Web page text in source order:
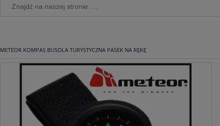
METEOR KOMPAS BUSOLA TURYSTYCZNA PASEK NA RĘKĘ